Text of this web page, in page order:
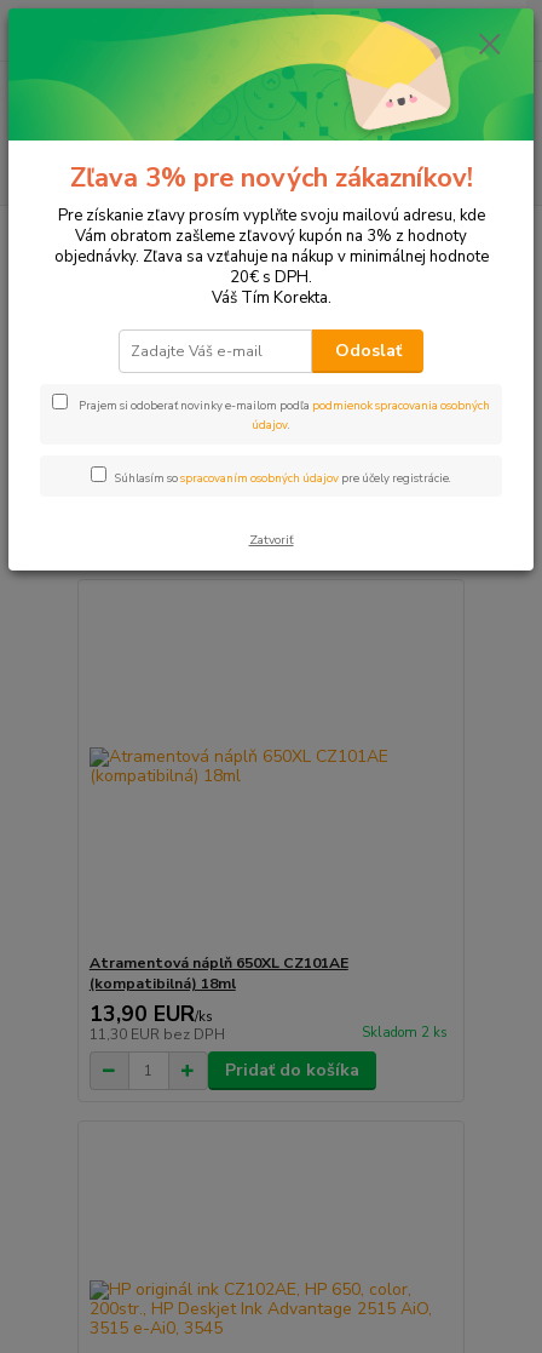
Hľadať
ks
za 0,00 EUR
Tonery a náplne do tlačiarní Hewlett Packard
HP DeskJet
DeskJet 2515 Ink Advantage
DeskJet 2515 Ink Advantage
Upresniť parametre
strana
Atramentová náplň 650XL CZ101AE
(kompatibilná) 18ml
13,90 EUR/ks
11,30 EUR bez DPH Skladom 2 ks
Pridať do košíka
Zľava 3% pre nových zákazníkov!
Pre získanie zľavy prosím vyplňte svoju mailovú adresu, kde
Vám obratom zašleme zľavový kupón na 3% z hodnoty
objednávky. Zľava sa vzťahuje na nákup v minimálnej hodnote
20€ s DPH.
Váš Tím Korekta.
Odoslať
Prajem si odoberať novinky e-mailom podľa podmienok spracovania osobných
údajov.
Súhlasím sospracovaním osobných údajov pre účely registrácie.
Zatvoriť